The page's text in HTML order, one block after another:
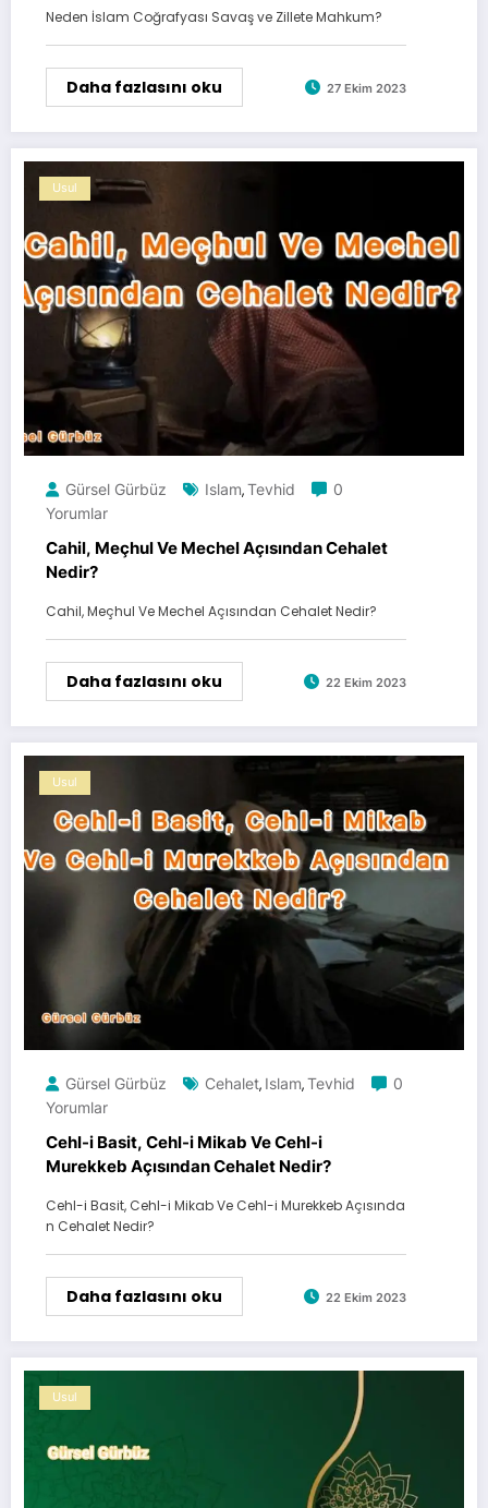
Neden İslam Coğrafyası Savaş ve Zillete Mahkum?
Daha fazlasını oku 27 Ekim 2023
Usul
Gürsel Gürbüz Islam,Tevhid
0
Yorumlar
Cahil, Meçhul Ve Mechel Açısından Cehalet
Nedir?
Cahil, Meçhul Ve Mechel Açısından Cehalet Nedir?
Daha fazlasını oku 22 Ekim 2023
Usul
Gürsel Gürbüz Cehalet, Islam,Tevhid
0
Yorumlar
Cehl-i Basit, Cehl-i Mikab Ve Cehl-i
Murekkeb Açısından Cehalet Nedir?
Cehl-i Basit, Cehl-i Mikab Ve Cehl-i Murekkeb Açısında
n Cehalet Nedir?
Daha fazlasını oku 22 Ekim 2023
Usul